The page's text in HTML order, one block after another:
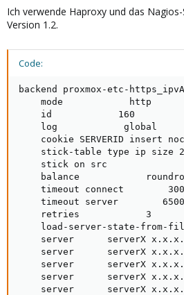
:Ich verwende Haproxy und das
Version 1.2.
Code:
backend proxmox-etc-
    mode            http
    id            160
    log            global
cookie SERVERID insert
stick-table type ip size
    stick on src
balance
timeout connect
timeout server
    retries            3
load-server-state-from-
server      serverX
server      serverX
server      serverX
server      serverX
server      serverX